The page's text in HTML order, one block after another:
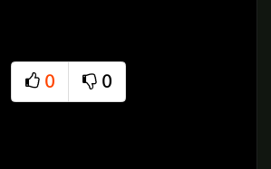
0
추천
0
비추천